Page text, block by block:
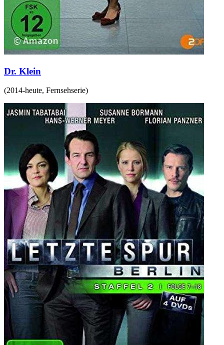
Dr. Klein
(2014-heute, Fernsehserie)